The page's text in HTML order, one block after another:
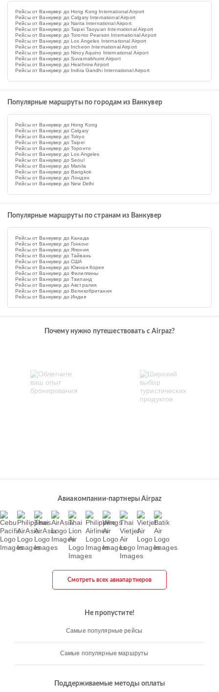
Рейсы от Ванкувер до Hong Kong International Airport
Рейсы от Ванкувер до Calgary International Airport
Рейсы от Ванкувер до Narita International Airport
Рейсы от Ванкувер до Taipei Taoyuan International Airport
Рейсы от Ванкувер до Toronto Pearson International Airport
Рейсы от Ванкувер до Los Angeles International Airport
Рейсы от Ванкувер до Incheon International Airport
Рейсы от Ванкувер до Ninoy Aquino International Airport
Рейсы от Ванкувер до Suvarnabhumi Airport
Рейсы от Ванкувер до Heathrow Airport
Рейсы от Ванкувер до Indira Gandhi International Airport
Популярные маршруты по городам из Ванкувер
Рейсы от Ванкувер до Hong Kong
Рейсы от Ванкувер до Calgary
Рейсы от Ванкувер до Tokyo
Рейсы от Ванкувер до Taipei
Рейсы от Ванкувер до Торонто
Рейсы от Ванкувер до Los Angeles
Рейсы от Ванкувер до Seoul
Рейсы от Ванкувер до Manila
Рейсы от Ванкувер до Bangkok
Рейсы от Ванкувер до Лондон
Рейсы от Ванкувер до New Delhi
Популярные маршруты по странам из Ванкувер
Рейсы от Ванкувер до Канада
Рейсы от Ванкувер до Гонконг
Рейсы от Ванкувер до Япония
Рейсы от Ванкувер до Тайвань
Рейсы от Ванкувер до США
Рейсы от Ванкувер до Южная Корея
Рейсы от Ванкувер до Филиппины
Рейсы от Ванкувер до Таиланд
Рейсы от Ванкувер до Австралия
Рейсы от Ванкувер до Великобритания
Рейсы от Ванкувер до Индия
Почему нужно путешествовать с Airpaz?
Авиакомпании-партнеры Airpaz
Смотреть всех авиапартнеров
Не пропустите!
Самые популярные рейсы
Самые популярные маршруты
Поддерживаемые методы оплаты